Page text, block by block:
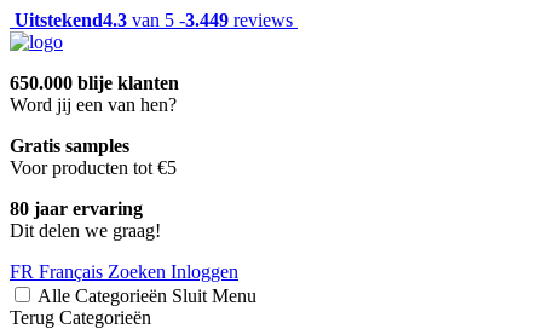
Uitstekend4.3 van 5 -3.449 reviews
650.000 blije klanten
Word jij een van hen?
Gratis samples
Voor producten tot €5
80 jaar ervaring
Dit delen we graag!
FR Français Zoeken Inloggen
Alle Categorieën Sluit Menu
Terug Categorieën